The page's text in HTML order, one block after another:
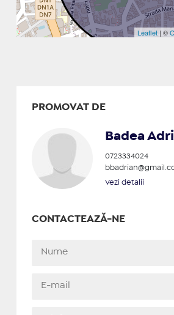
Leaflet | ©
PROMOVAT DE
Badea
0723334024
Vezi detalii
CONTACTEAZĂ-NE